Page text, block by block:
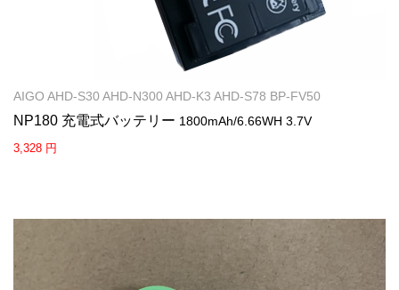
AIGO AHD-S30 AHD-N300 AHD-K3 AHD-S78 BP-FV50
NP180 充電式バッテリー 1800mAh/6.66WH 3.7V
3,328 円